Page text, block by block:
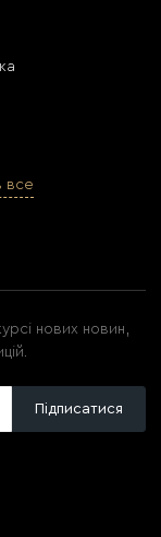
все
нових новин,
Підписатися